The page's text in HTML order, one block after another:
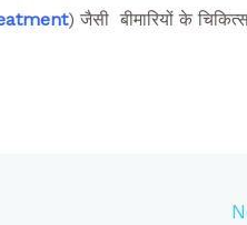
) जैसी बीमारियों के